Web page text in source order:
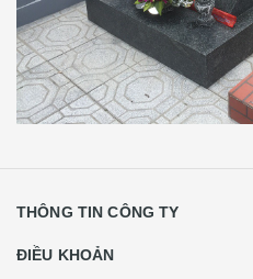
THÔNG TIN CÔNG TY
ĐIỀU KHOẢN